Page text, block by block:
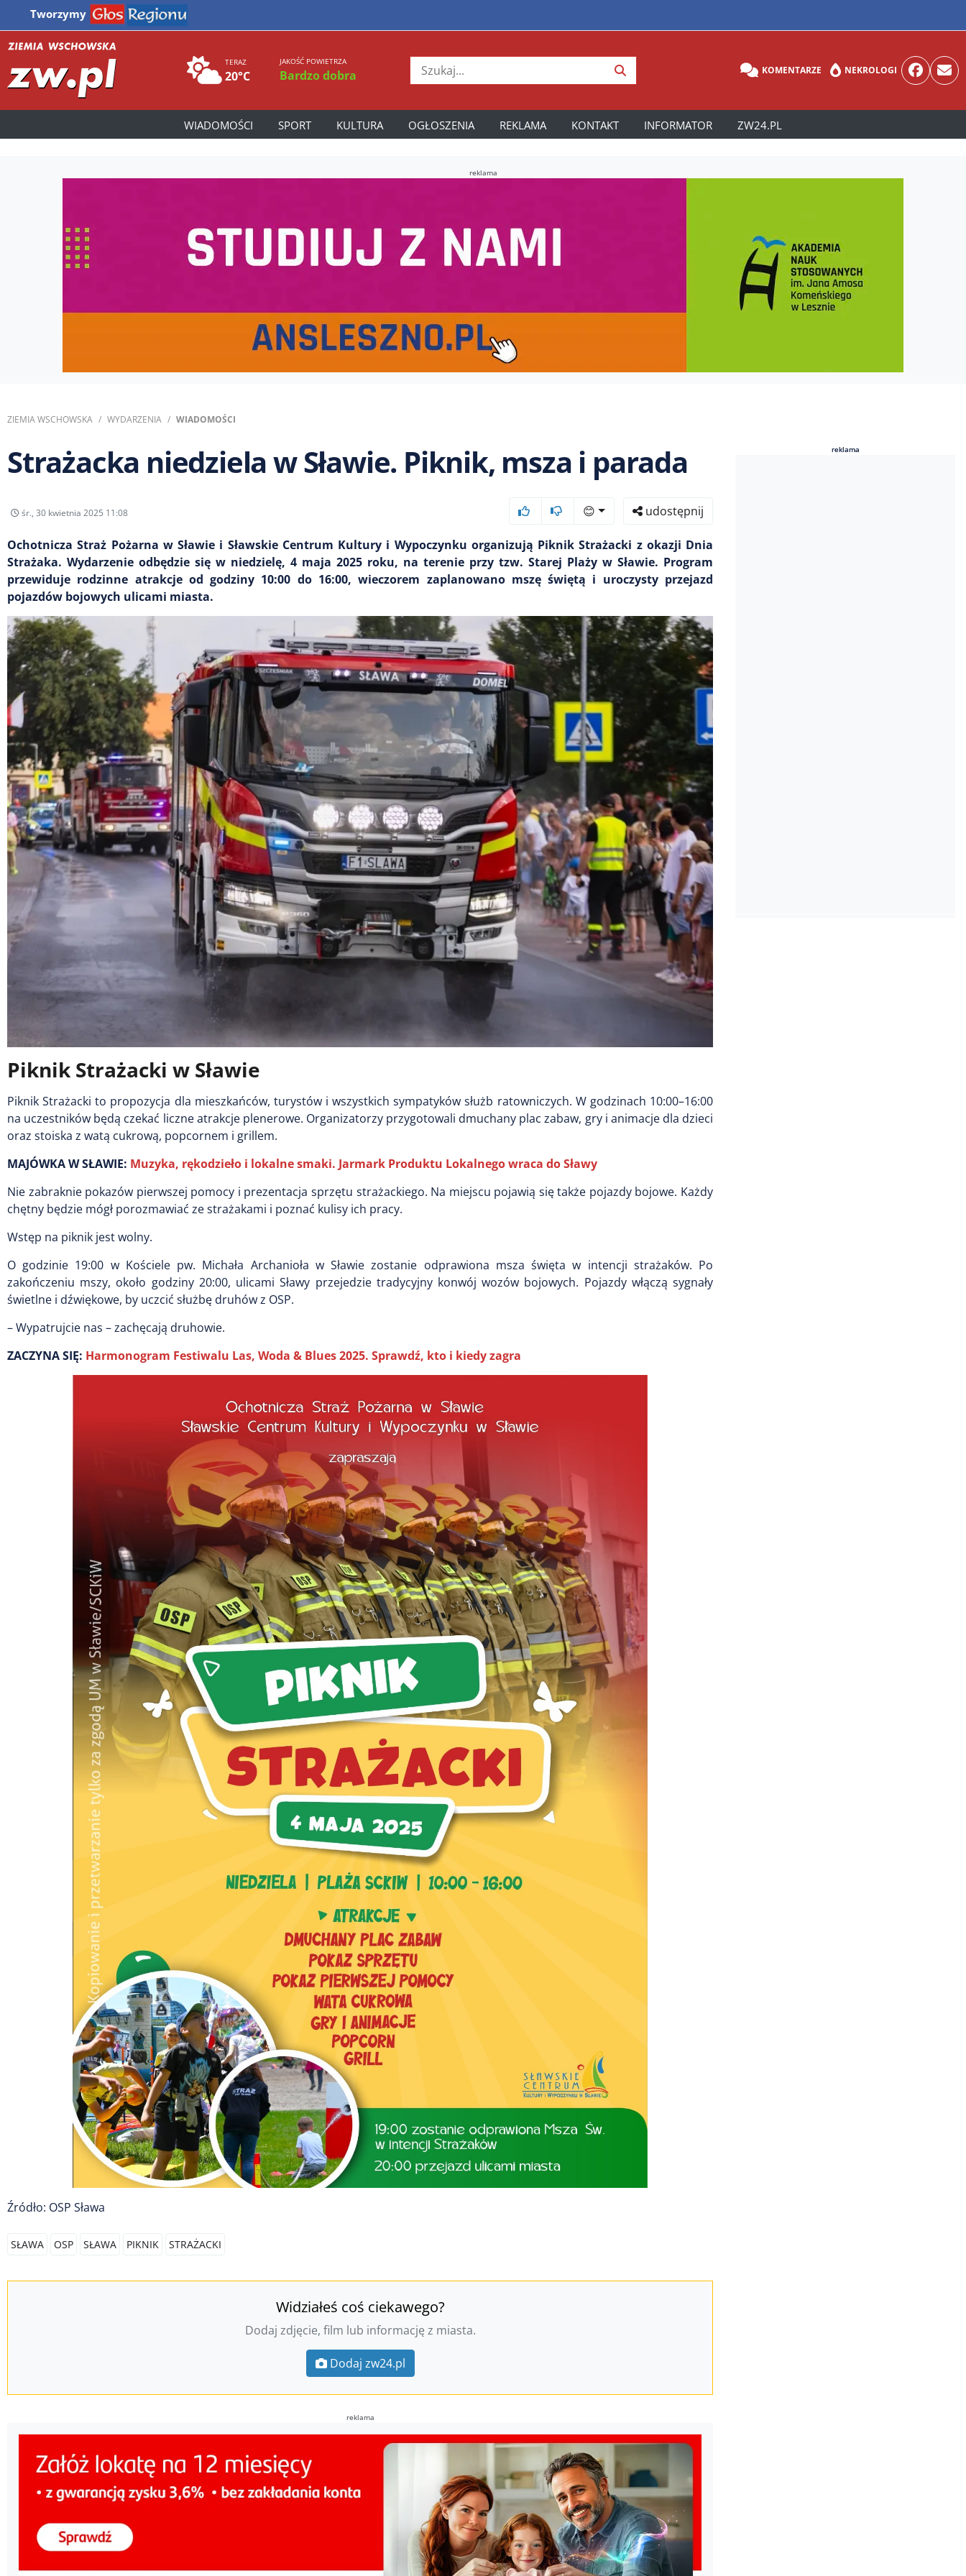
Tworzymy
TERAZ
20°C
JAKOŚĆ POWIETRZA
Bardzo dobra KOMENTARZE NEKROLOGI
WIADOMOŚCI SPORT KULTURA OGŁOSZENIA REKLAMA KONTAKT INFORMATOR ZW24.PL
reklama
ZIEMIA WSCHOWSKA WYDARZENIA WIADOMOŚCI
Strażacka niedziela w Sławie. Piknik, msza i parada
śr., 30 kwietnia 2025 11:08 😊 udostępnij
Ochotnicza Straż Pożarna w Sławie i Sławskie Centrum Kultury i Wypoczynku organizują Piknik Strażacki z okazji Dnia
Strażaka. Wydarzenie odbędzie się w niedzielę, 4 maja 2025 roku, na terenie przy tzw. Starej Plaży w Sławie. Program
przewiduje rodzinne atrakcje od godziny 10:00 do 16:00, wieczorem zaplanowano mszę świętą i uroczysty przejazd
pojazdów bojowych ulicami miasta.
Piknik Strażacki w Sławie
Piknik Strażacki to propozycja dla mieszkańców, turystów i wszystkich sympatyków służb ratowniczych. W godzinach 10:00–16:00
na uczestników będą czekać liczne atrakcje plenerowe. Organizatorzy przygotowali dmuchany plac zabaw, gry i animacje dla dzieci
oraz stoiska z watą cukrową, popcornem i grillem.
MAJÓWKA W SŁAWIE: Muzyka, rękodzieło i lokalne smaki. Jarmark Produktu Lokalnego wraca do Sławy
Nie zabraknie pokazów pierwszej pomocy i prezentacja sprzętu strażackiego. Na miejscu pojawią się także pojazdy bojowe. Każdy
chętny będzie mógł porozmawiać ze strażakami i poznać kulisy ich pracy.
Wstęp na piknik jest wolny.
O godzinie 19:00 w Kościele pw. Michała Archanioła w Sławie zostanie odprawiona msza święta w intencji strażaków. Po
zakończeniu mszy, około godziny 20:00, ulicami Sławy przejedzie tradycyjny konwój wozów bojowych. Pojazdy włączą sygnały
świetlne i dźwiękowe, by uczcić służbę druhów z OSP.
– Wypatrujcie nas – zachęcają druhowie.
ZACZYNA SIĘ: Harmonogram Festiwalu Las, Woda & Blues 2025. Sprawdź, kto i kiedy zagra
Źródło: OSP Sława
SŁAWA OSP SŁAWA PIKNIK STRAŻACKI
Widziałeś coś ciekawego?
Dodaj zdjęcie, film lub informację z miasta.
Dodaj zw24.pl
reklama
reklama
reklama